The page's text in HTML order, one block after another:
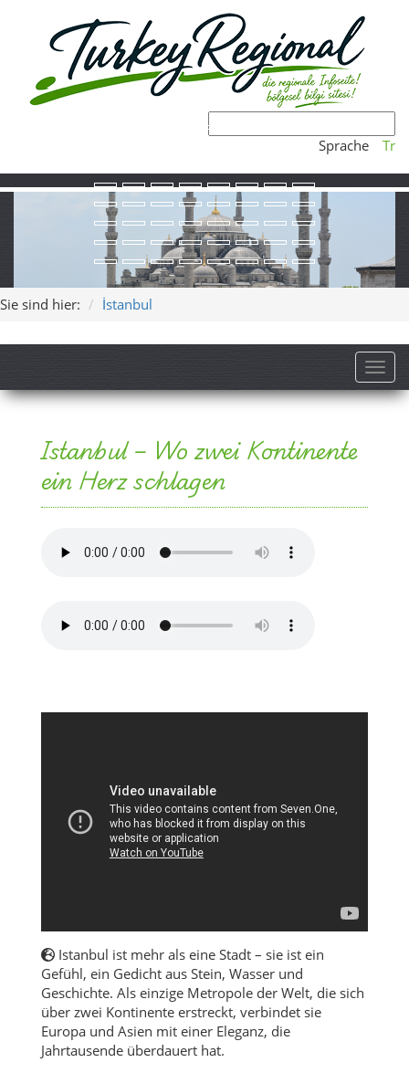
Sprache Tr
Sie sind hier: İstanbul
Istanbul – Wo zwei Kontinente
ein Herz schlagen
Istanbul ist mehr als eine Stadt – sie ist ein
Gefühl, ein Gedicht aus Stein, Wasser und
Geschichte. Als einzige Metropole der Welt, die sich
über zwei Kontinente erstreckt, verbindet sie
Europa und Asien mit einer Eleganz, die
Jahrtausende überdauert hat.